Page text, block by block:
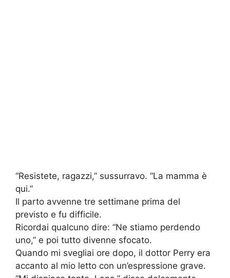
“Resistete, ragazzi,” sussurravo. “La mamma è
qui.”
Il parto avvenne tre settimane prima del
previsto e fu difficile.
Ricordai qualcuno dire: “Ne stiamo perdendo
uno,” e poi tutto divenne sfocato.
Quando mi svegliai ore dopo, il dottor Perry era
accanto al mio letto con un’espressione grave.